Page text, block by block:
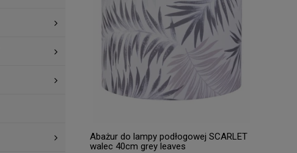
Abażur do lampy podłogowej SCARLET
walec 40cm grey leaves